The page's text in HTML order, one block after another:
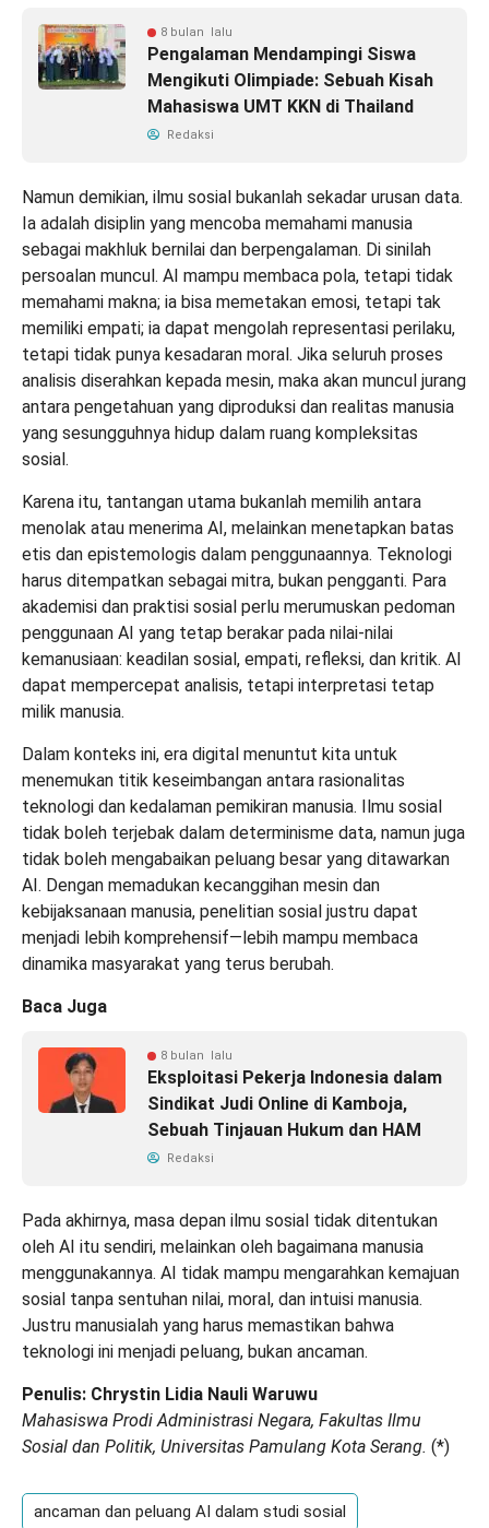
8 bulan lalu
Pengalaman Mendampingi Siswa
Mengikuti Olimpiade: Sebuah Kisah
Mahasiswa UMT KKN di Thailand
Redaksi
Namun demikian, ilmu sosial bukanlah sekadar urusan data.
Ia adalah disiplin yang mencoba memahami manusia
sebagai makhluk bernilai dan berpengalaman. Di sinilah
persoalan muncul. AI mampu membaca pola, tetapi tidak
memahami makna; ia bisa memetakan emosi, tetapi tak
memiliki empati; ia dapat mengolah representasi perilaku,
tetapi tidak punya kesadaran moral. Jika seluruh proses
analisis diserahkan kepada mesin, maka akan muncul jurang
antara pengetahuan yang diproduksi dan realitas manusia
yang sesungguhnya hidup dalam ruang kompleksitas
sosial.
Karena itu, tantangan utama bukanlah memilih antara
menolak atau menerima AI, melainkan menetapkan batas
etis dan epistemologis dalam penggunaannya. Teknologi
harus ditempatkan sebagai mitra, bukan pengganti. Para
akademisi dan praktisi sosial perlu merumuskan pedoman
penggunaan AI yang tetap berakar pada nilai-nilai
kemanusiaan: keadilan sosial, empati, refleksi, dan kritik. AI
dapat mempercepat analisis, tetapi interpretasi tetap
milik manusia.
Dalam konteks ini, era digital menuntut kita untuk
menemukan titik keseimbangan antara rasionalitas
teknologi dan kedalaman pemikiran manusia. Ilmu sosial
tidak boleh terjebak dalam determinisme data, namun juga
tidak boleh mengabaikan peluang besar yang ditawarkan
AI. Dengan memadukan kecanggihan mesin dan
kebijaksanaan manusia, penelitian sosial justru dapat
menjadi lebih komprehensif—lebih mampu membaca
dinamika masyarakat yang terus berubah.
Baca Juga
8 bulan lalu
Eksploitasi Pekerja Indonesia dalam
Sindikat Judi Online di Kamboja,
Sebuah Tinjauan Hukum dan HAM
Redaksi
Pada akhirnya, masa depan ilmu sosial tidak ditentukan
oleh AI itu sendiri, melainkan oleh bagaimana manusia
menggunakannya. AI tidak mampu mengarahkan kemajuan
sosial tanpa sentuhan nilai, moral, dan intuisi manusia.
Justru manusialah yang harus memastikan bahwa
teknologi ini menjadi peluang, bukan ancaman.
Penulis: Chrystin Lidia Nauli Waruwu
Mahasiswa Prodi Administrasi Negara, Fakultas Ilmu
Sosial dan Politik, Universitas Pamulang Kota Serang. (*)
ancaman dan peluang AI dalam studi sosial